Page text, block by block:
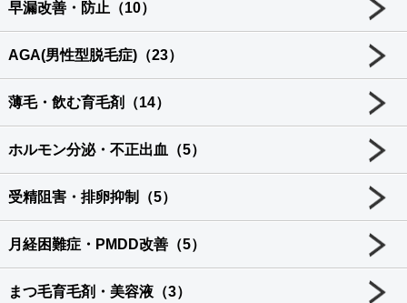
早漏改善・防止（10）
AGA(男性型脱毛症)（23）
薄毛・飲む育毛剤（14）
ホルモン分泌・不正出血（5）
受精阻害・排卵抑制（5）
月経困難症・PMDD改善（5）
まつ毛育毛剤・美容液（3）